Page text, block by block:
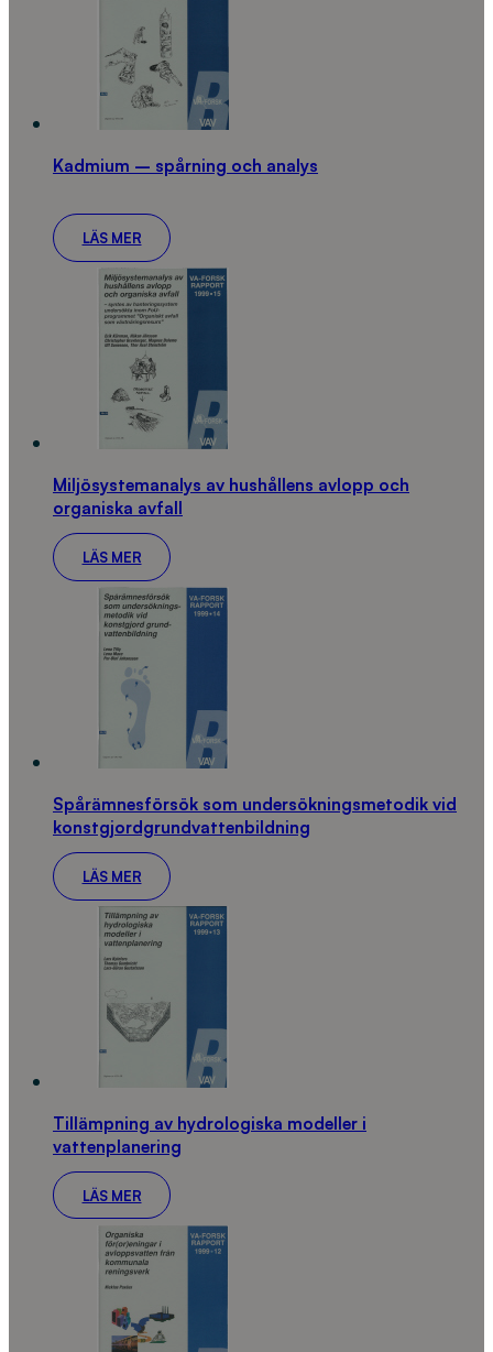
Kadmium – spårning och analys
LÄS MER
Miljösystemanalys av hushållens avlopp och
organiska avfall
LÄS MER
Spårämnesförsök som undersökningsmetodik vid
konstgjordgrundvattenbildning
LÄS MER
Tillämpning av hydrologiska modeller i
vattenplanering
LÄS MER